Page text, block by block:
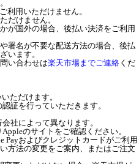
利用いただけません。
だけません。
が国外の場合、後払い決済をご利用
署名が不要な配送方法の場合、後払
います。
い合わせは楽天市場までご連絡 くだ
ただけます。
証を行っていただきます。
社によって異なります。
Appleのサイトをご確認ください。
Payおよびクレジットカードがご利用
方法の変更をご案内、またはご注文